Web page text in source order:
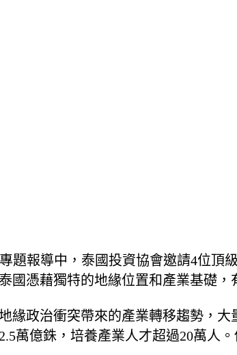
題報導中，泰國投資協會邀請4位
憑藉獨特的地緣位置和產業基礎，
緣政治衝突帶來的產業轉移趨勢，
萬億銖，培養產業人才超過20萬人